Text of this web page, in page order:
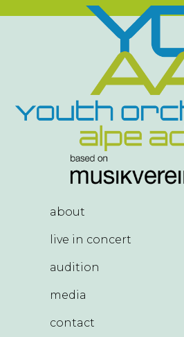
about
live in concert
audition
media
contact